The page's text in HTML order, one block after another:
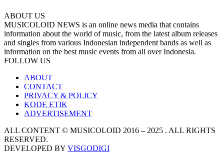
ABOUT US
MUSICOLOID NEWS is an online news media that contains
information about the world of music, from the latest album releases
and singles from various Indonesian independent bands as well as
information on the best music events from all over Indonesia.
FOLLOW US
ABOUT
CONTACT
PRIVACY & POLICY
KODE ETIK
ADVERTISEMENT
ALL CONTENT © MUSICOLOID 2016 – 2025 . ALL RIGHTS
RESERVED.
DEVELOPED BY VISGODIGI